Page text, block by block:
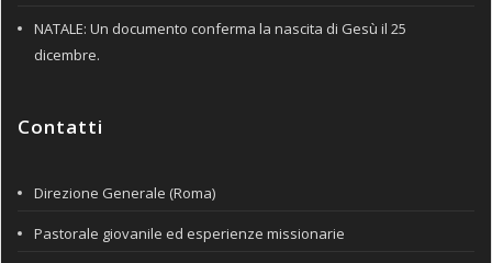
NATALE: Un documento conferma la nascita di Gesù il 25
dicembre.
Contatti
Direzione Generale (Roma)
Pastorale giovanile ed esperienze missionarie